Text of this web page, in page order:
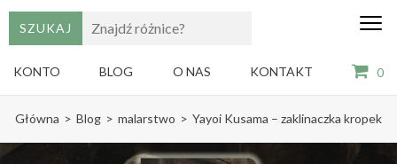
KONTO BLOG O NAS KONTAKT 0
content
Gry,
i
książki
dla
Główna > Blog > malarstwo > Yayoi Kusama – zaklinaczka kropek